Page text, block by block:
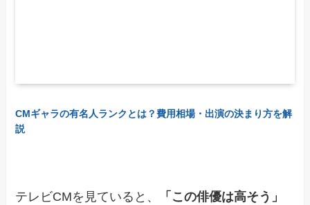
CMギャラの有名人ランクとは？費用相場・出演の決まり方を解
説
テレビCMを見ていると、
「この俳優は高そう」